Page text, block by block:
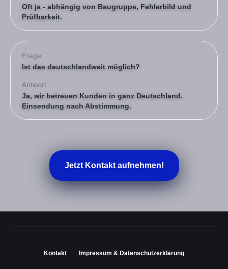
Oft ja - abhängig von Baugruppe, Fehlerbild und
Prüfbarkeit.
Frage
Ist das deutschlandweit möglich?
Antwort
Ja, wir betreuen Kunden in ganz Deutschland.
Einsendung nach Abstimmung.
Jetzt Kontakt aufnehmen!
Kontakt Impressum & Datenschutz­erklärung